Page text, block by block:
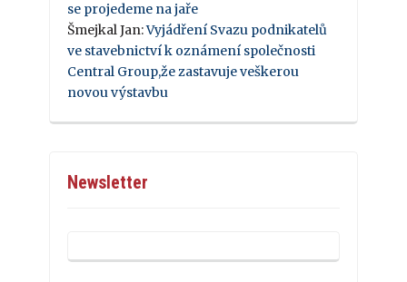
se projedeme na jaře
Šmejkal Jan:Vyjádření Svazu podnikatelů
ve stavebnictví k oznámení společnosti
Central Group,že zastavuje veškerou
novou výstavbu
Newsletter